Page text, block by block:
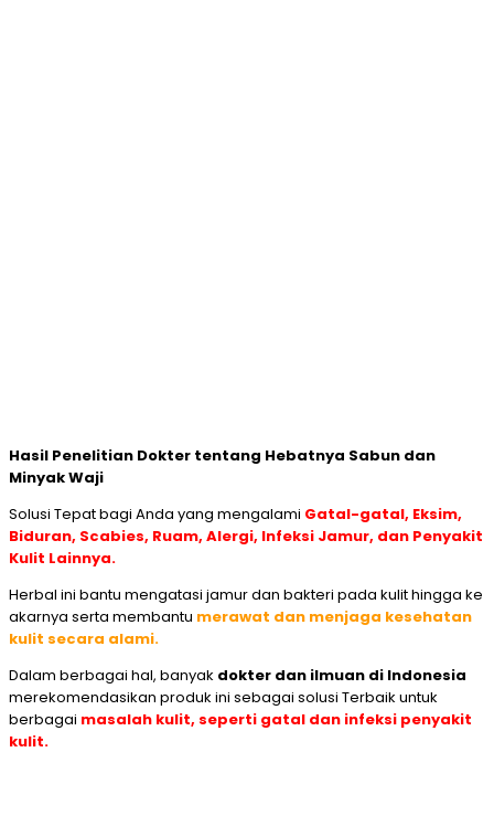
Hasil Penelitian Dokter tentang Hebatnya Sabun dan
Minyak Waji
Solusi Tepat bagi Anda yang mengalami Gatal-gatal, Eksim,
Biduran, Scabies, Ruam, Alergi, Infeksi Jamur, dan Penyakit
Kulit Lainnya.
Herbal ini bantu mengatasi jamur dan bakteri pada kulit hingga ke
akarnya serta membantu merawat dan menjaga kesehatan
kulit secara alami.
Dalam berbagai hal, banyak dokter dan ilmuan di Indonesia
merekomendasikan produk ini sebagai solusi Terbaik untuk
berbagai masalah kulit, seperti gatal dan infeksi penyakit
kulit.